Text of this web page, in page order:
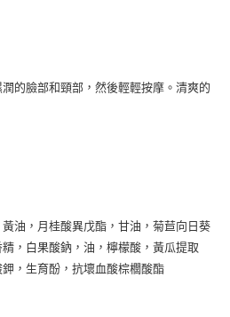
以上)免運費
的臉部和頸部，然後輕輕按摩。清爽的
油，月桂酸異戊酯，甘油，菊苣向日葵
，白果酸鈉，油，檸檬酸，黃瓜提取
，生育酚，抗壞血酸棕櫚酸酯